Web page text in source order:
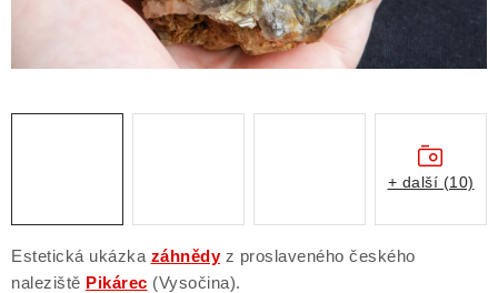
Formulář pro uplatnění reklamace
Estetická ukázka záhnědyz proslaveného českého
naleziště Pikárec (Vysočina).
+ další (10)